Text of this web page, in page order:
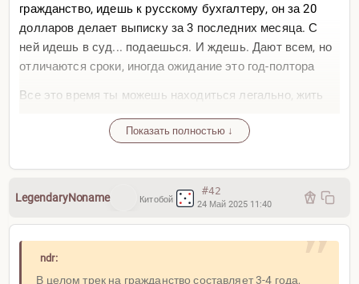
гражданство, идешь к русскому бухгалтеру, он за 20
долларов делает выписку за 3 последних месяца. С
ней идешь в суд... подаешься. И ждешь. Дают всем, но
отличаются сроки, иногда ожидание это год-полтора
Все это время ты можешь находиться легально, жить
Можно податься на беженство
Король — байбит. У всех есть байбит. Множество
операций делается через UID байбита. Есть у всех
тратить местное — песо гуарани и т.д.
Показать полностью ↓
LegendaryNoname Китобой
#42
24 Май 2025 11:40
ndr:
В целом трек на гражданство составляет 3-4 года,